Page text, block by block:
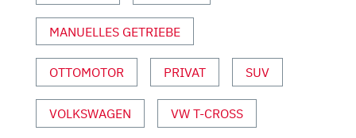
DAUERTEST
MIT
DAHLGAARD“
VON
YOUTUBE
ANZEIGEN
MANUELLES GETRIEBE
OTTOMOTOR PRIVAT SUV
VOLKSWAGEN VW T-CROSS